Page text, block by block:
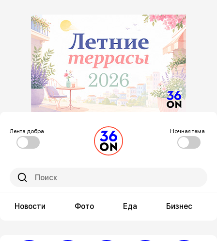
Лента добра Ночная тема
Новости Фото Еда Бизнес